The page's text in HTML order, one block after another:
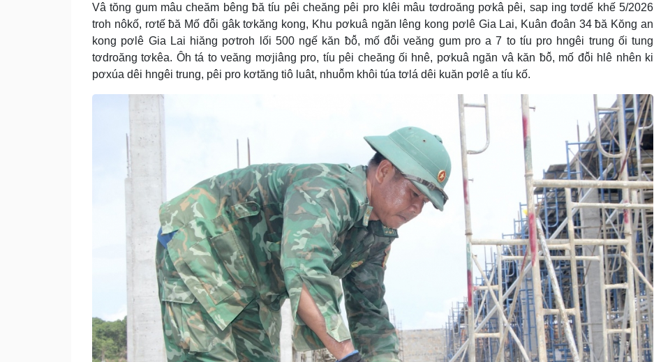
Vâ tŏng gum mâu cheăm bêng ƀă tíu pêi cheăng pêi pro klêi mâu tơdroăng pơkâ pêi, sap ing tơdế khế 5/2026
troh nôkố, rơtế ƀă Mố đô̆i gâk tơkăng kong, Khu pơkuâ ngăn lêng kong pơlê Gia Lai, Kuân đoân 34 ƀă Kŏng an
kong pơlê Gia Lai hiăng pơtroh lối 500 ngế kăn ƀô̆, mố đô̆i veăng gum pro a 7 to tíu pro hngêi trung ối tung
tơdroăng tơkêa. Ôh tá to veăng mơjiâng pro, tíu pêi cheăng ối hnê, pơkuâ ngăn vâ kăn ƀô̆, mố đô̆i hlê nhên ki
pơxúa dêi hngêi trung, pêi pro kơtăng tiô luât, nhuô̆m khôi túa tơlá dêi kuăn pơlê a tíu kố.